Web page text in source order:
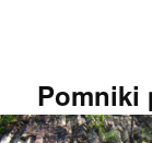
Pomniki